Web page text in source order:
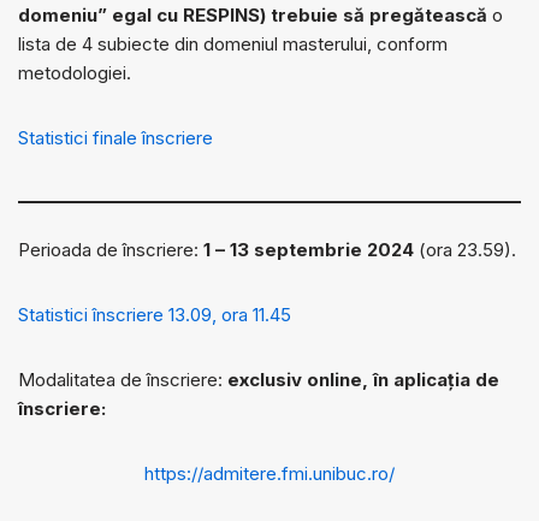
domeniu” egal cu RESPINS) trebuie să pregătească o
lista de 4 subiecte din domeniul masterului, conform
metodologiei.
Statistici finale înscriere
Perioada de înscriere: 1 – 13 septembrie 2024 (ora 23.59).
Statistici înscriere 13.09, ora 11.45
Modalitatea de înscriere: exclusiv online, în aplicația de
înscriere:
https://admitere.fmi.unibuc.ro/